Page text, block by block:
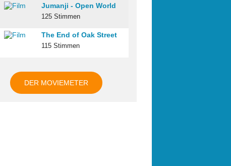
Jumanji - Open World
125 Stimmen
The End of Oak Street
115 Stimmen
DER MOVIEMETER